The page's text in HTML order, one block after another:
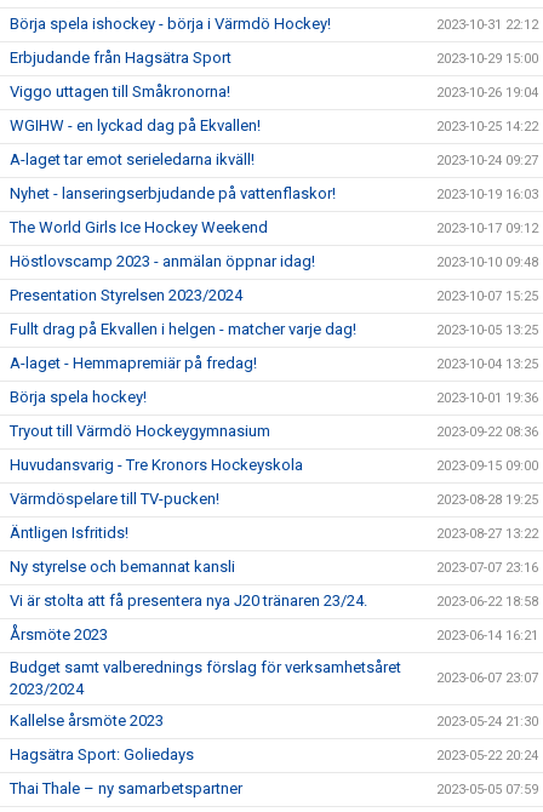
Börja spela ishockey - börja i Värmdö Hockey! 2023-10-31 22:12
Erbjudande från Hagsätra Sport 2023-10-29 15:00
Viggo uttagen till Småkronorna! 2023-10-26 19:04
WGIHW - en lyckad dag på Ekvallen! 2023-10-25 14:22
A-laget tar emot serieledarna ikväll! 2023-10-24 09:27
Nyhet - lanseringserbjudande på vattenflaskor! 2023-10-19 16:03
The World Girls Ice Hockey Weekend 2023-10-17 09:12
Höstlovscamp 2023 - anmälan öppnar idag! 2023-10-10 09:48
Presentation Styrelsen 2023/2024 2023-10-07 15:25
Fullt drag på Ekvallen i helgen - matcher varje dag! 2023-10-05 13:25
A-laget - Hemmapremiär på fredag! 2023-10-04 13:25
Börja spela hockey! 2023-10-01 19:36
Tryout till Värmdö Hockeygymnasium 2023-09-22 08:36
Huvudansvarig - Tre Kronors Hockeyskola 2023-09-15 09:00
Värmdöspelare till TV-pucken! 2023-08-28 19:25
Äntligen Isfritids! 2023-08-27 13:22
Ny styrelse och bemannat kansli 2023-07-07 23:16
Vi är stolta att få presentera nya J20 tränaren 23/24. 2023-06-22 18:58
Årsmöte 2023 2023-06-14 16:21
Budget samt valberednings förslag för verksamhetsåret
2023/2024
2023-06-07 23:07
Kallelse årsmöte 2023 2023-05-24 21:30
Hagsätra Sport: Goliedays 2023-05-22 20:24
Thai Thale – ny samarbetspartner 2023-05-05 07:59